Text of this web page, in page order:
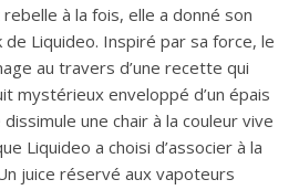
à la fois, elle a donné son
de Liquideo. Inspiré par sa force, le
au travers d’une recette qui
mystérieux enveloppé d’un épais
une chair à la couleur vive
Liquideo a choisi d’associer à la
juice réservé aux vapoteurs